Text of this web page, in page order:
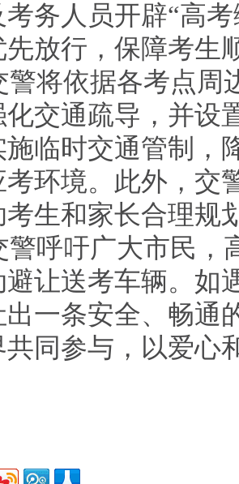
考务人员开辟“高
放行，保障考生
警将依据各考点周
化交通疏导，并设
施临时交通管制，
考环境。此外，交
考生和家长合理规
警呼吁广大市民，
让送考车辆。如
出一条安全、畅通
同参与，以爱心